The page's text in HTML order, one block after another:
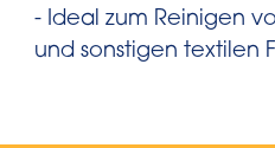
- Ideal zum Reinigen
und sonstigen textilen